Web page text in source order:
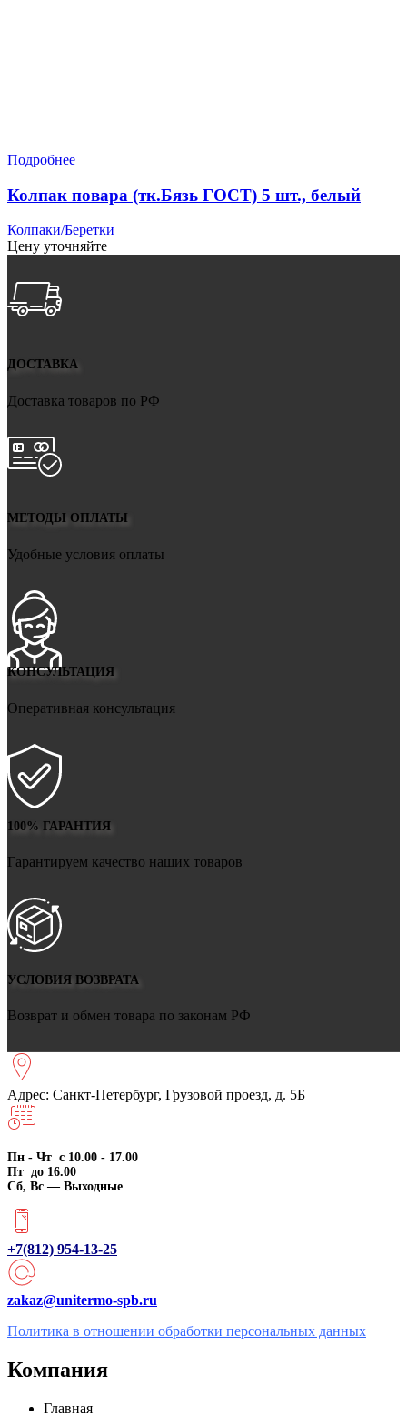
Подробнее
Колпак повара (тк.Бязь ГОСТ) 5 шт., белый
Колпаки/Беретки
Цену уточняйте
ДОСТАВКА
Доставка товаров по РФ
МЕТОДЫ ОПЛАТЫ
Удобные условия оплаты
КОНСУЛЬТАЦИЯ
Оперативная консультация
100% ГАРАНТИЯ
Гарантируем качество наших товаров
УСЛОВИЯ ВОЗВРАТА
Возврат и обмен товара по законам РФ
Адрес: Санкт-Петербург, Грузовой проезд, д. 5Б
Пн - Чт с 10.00 - 17.00
Пт до 16.00
Сб, Вс — Выходные
+7(812) 954-13-25
zakaz@unitermo-spb.ru
Политика в отношении обработки персональных данных
Компания
Главная